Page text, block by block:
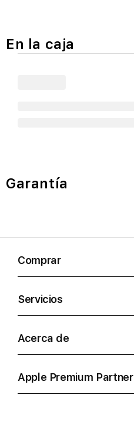
En la caja
Garantía
Comprar
Servicios
Acerca de
Apple Premium Partner